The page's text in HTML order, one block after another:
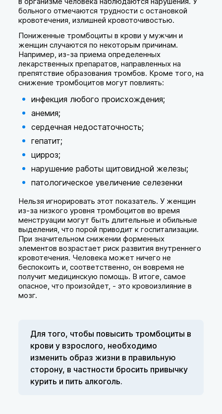
больного отмечаются трудности с остановкой
кровотечения, излишней кровоточивостью.
Пониженные тромбоциты в крови у мужчин и
женщин случаются по некоторым причинам.
Например, из-за приема определенных
лекарственных препаратов, направленных на
препятствие образования тромбов. Кроме того, на
снижение тромбоцитов могут повлиять:
инфекция любого происхождения;
анемия;
сердечная недостаточность;
гепатит;
цирроз;
нарушение работы щитовидной железы;
патологическое увеличение селезенки
Нельзя игнорировать этот показатель. У женщин
из-за низкого уровня тромбоцитов во время
менструации могут быть длительные и обильные
выделения, что порой приводит к госпитализации.
При значительном снижении форменных
элементов возрастает риск развития внутреннего
кровотечения. Человека может ничего не
беспокоить и, соответственно, он вовремя не
получит медицинскую помощь. В итоге, самое
опасное, что произойдет, - это кровоизлияние в
мозг.
Для того, чтобы повысить тромбоциты в
крови у взрослого, необходимо
изменить образ жизни в правильную
сторону, в частности бросить привычку
курить и пить алкоголь.